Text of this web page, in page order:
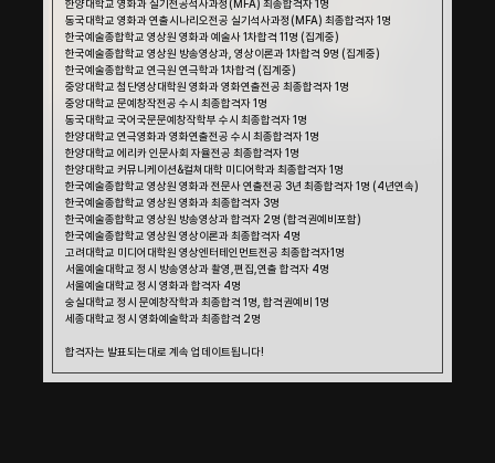
한양대학교 영화과 실기전공석사과정(MFA) 최종합격자 1명
동국대학교 영화과 연출시나리오전공 실기석사과정(MFA) 최종합격자 1명
한국예술종합학교 영상원 영화과 예술사 1차합격 11명 (집계중)
한국예술종합학교 영상원 방송영상과, 영상이론과 1차합격 9명 (집계중)
한국예술종합학교 연극원 연극학과 1차합격 (집계중)
중앙대학교 첨단영상대학원 영화과 영화연출전공 최종합격자 1명
중앙대학교 문예창작전공 수시 최종합격자 1명
동국대학교 국어국문문예창작학부 수시 최종합격자 1명
한양대학교 연극영화과 영화연출전공 수시 최종합격자 1명
한양대학교 에리카 인문사회 자율전공 최종합격자 1명
한양대학교 커뮤니케이션&컬쳐대학 미디어학과 최종합격자 1명
한국예술종합학교 영상원 영화과 전문사 연출전공 3년 최종합격자 1명 (4년연속)
한국예술종합학교 영상원 영화과 최종합격자 3명
한국예술종합학교 영상원 방송영상과 합격자 2명 (합격권예비포함)
한국예술종합학교 영상원 영상이론과 최종합격자 4명
고려대학교 미디어대학원 영상엔터테인먼트전공 최종합격자1명
서울예술대학교 정시 방송영상과 촬영,편집,연출 합격자 4명
서울예술대학교 정시 영화과 합격자 4명
숭실대학교 정시 문예창작학과 최종합격 1명, 합격권예비 1명
세종대학교 정시 영화예술학과 최종합격 2명
합격자는 발표되는대로 계속 업데이트됩니다!